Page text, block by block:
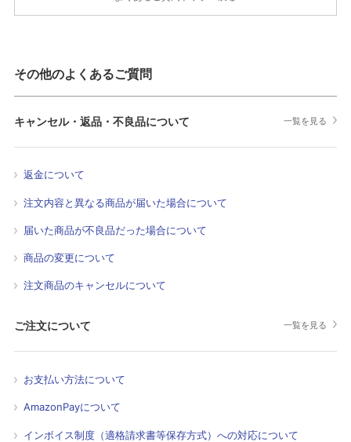
その他のよくあるご質問
キャンセル・返品・不良品について 一覧を見る
返金について
注文内容と異なる商品が届いた場合について
届いた商品が不良品だった場合について
商品の変更について
注文商品のキャンセルについて
ご注文について 一覧を見る
お支払い方法について
AmazonPayについて
インボイス制度（適格請求書等保存方式）への対応について